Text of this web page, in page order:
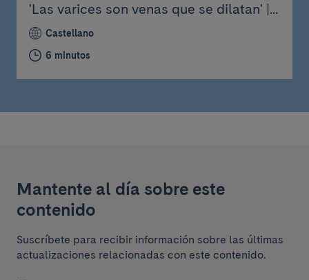
'Las varices son venas que se dilatan' |...
Castellano
6 minutos
Mantente al día sobre este
contenido
Suscríbete para recibir información sobre las últimas
actualizaciones relacionadas con este contenido.